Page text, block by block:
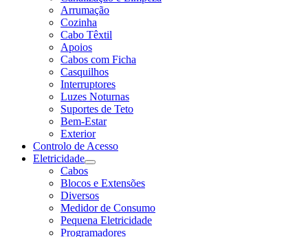
Arrumação
Cozinha
Cabo Têxtil
Apoios
Cabos com Ficha
Casquilhos
Interruptores
Luzes Noturnas
Suportes de Teto
Bem-Estar
Exterior
Controlo de Acesso
Eletricidade
Cabos
Blocos e Extensões
Diversos
Medidor de Consumo
Pequena Eletricidade
Programadores